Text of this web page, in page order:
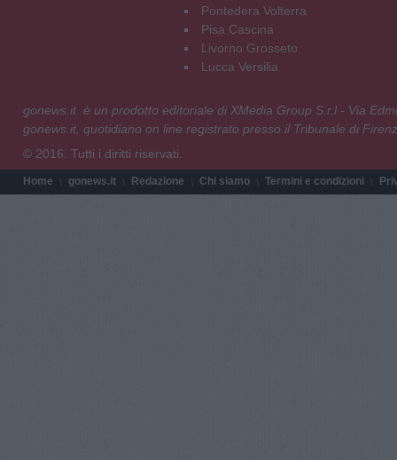
Pontedera Volterra
Pisa Cascina
Livorno Grosseto
Lucca Versilia
gonews.it è un prodotto editoriale di XMedia Group S.r.l - Via
gonews.it, quotidiano on line registrato presso il Tribunale di
© 2016. Tutti i diritti riservati.
Home gonews.it Redazione Chi siamo Termini e condizioni